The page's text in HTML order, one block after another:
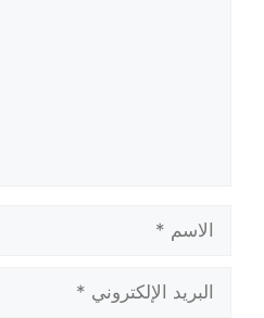
الإلكتروني